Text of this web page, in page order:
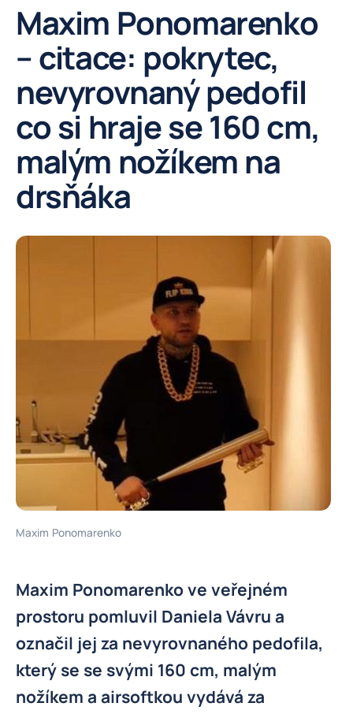
Maxim Ponomarenko
– citace: pokrytec,
nevyrovnaný pedofil
co si hraje se 160 cm,
malým nožíkem na
drsňáka
Maxim Ponomarenko
Maxim Ponomarenko ve veřejném
prostoru pomluvil Daniela Vávru a
označil jej za nevyrovnaného pedofila,
který se se svými 160 cm, malým
nožíkem a airsoftkou vydává za